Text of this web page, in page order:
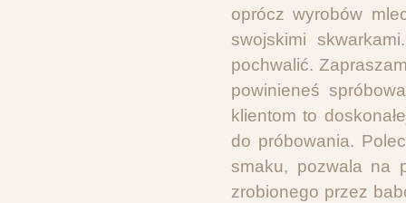
oprócz wyrobów
swojskimi
pochwalić.
powinieneś
klientom to
do próbowania.
smaku, pozwala na
zrobionego przez